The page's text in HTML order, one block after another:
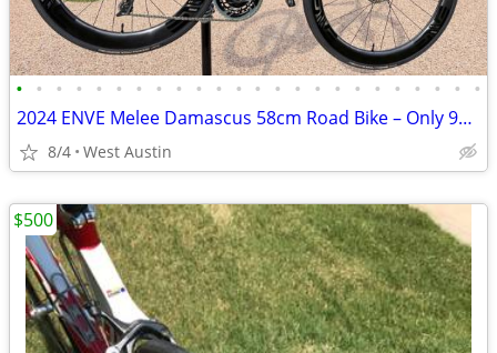
• • • • • • • • • • • • • • • • • • • • • • • •
2024 ENVE Melee Damascus 58cm Road Bike – Only 928 Miles
8/4 West Austin
$500